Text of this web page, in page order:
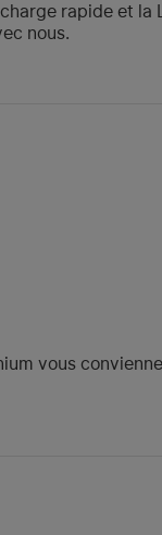
rapide et la
nous.
vous